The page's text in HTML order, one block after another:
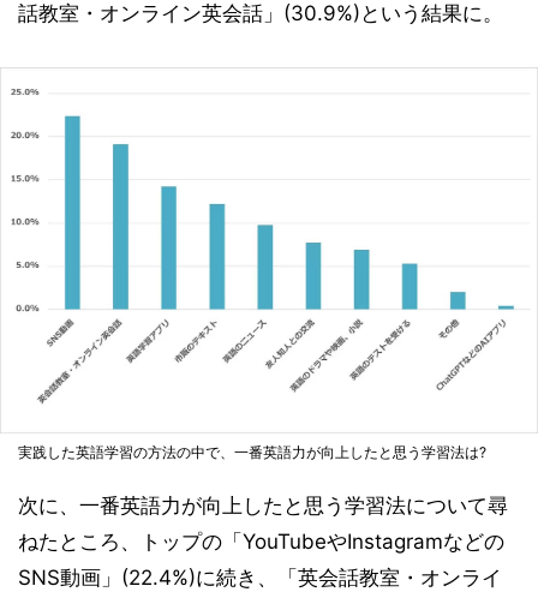
話教室・オンライン英会話」(30.9%)という結果に。
実践した英語学習の方法の中で、一番英語力が向上したと思う学習法は?
次に、一番英語力が向上したと思う学習法について尋
ねたところ、トップの「YouTubeやInstagramなどの
SNS動画」(22.4%)に続き、「英会話教室・オンライ